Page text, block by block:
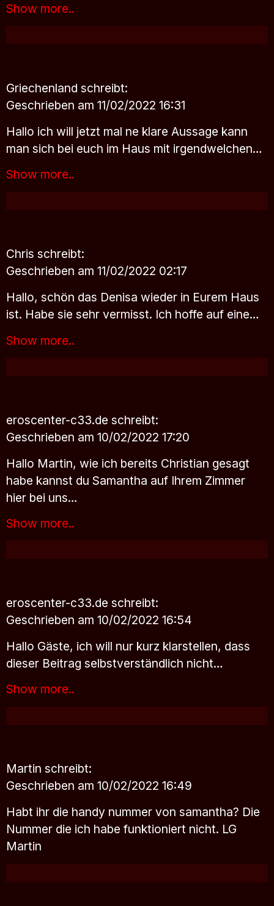
Show more..
Griechenland schreibt:
Geschrieben am 11/02/2022 16:31
Hallo ich will jetzt mal ne klare Aussage kann
man sich bei euch im Haus mit irgendwelchen…
Show more..
Chris schreibt:
Geschrieben am 11/02/2022 02:17
Hallo, schön das Denisa wieder in Eurem Haus
ist. Habe sie sehr vermisst. Ich hoffe auf eine…
Show more..
eroscenter-c33.de schreibt:
Geschrieben am 10/02/2022 17:20
Hallo Martin, wie ich bereits Christian gesagt
habe kannst du Samantha auf Ihrem Zimmer
hier bei uns…
Show more..
eroscenter-c33.de schreibt:
Geschrieben am 10/02/2022 16:54
Hallo Gäste, ich will nur kurz klarstellen, dass
dieser Beitrag selbstverständlich nicht…
Show more..
Martin schreibt:
Geschrieben am 10/02/2022 16:49
Habt ihr die handy nummer von samantha? Die
Nummer die ich habe funktioniert nicht. LG
Martin